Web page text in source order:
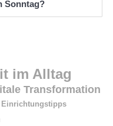
Sonntag?
im Alltag
Transformation
Einrichtungstipps